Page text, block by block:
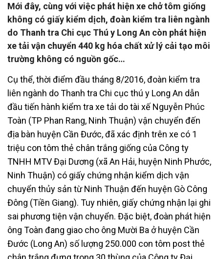
Mới đây, cùng với việc phát hiện xe chở tôm giống
không có giấy kiểm dịch, đoàn kiểm tra liên ngành
do Thanh tra Chi cục Thú y Long An còn phát hiện
xe tải vận chuyển 440 kg hóa chất xử lý cải tạo môi
trường không có nguồn gốc…
Cụ thể, thời điểm đầu tháng 8/2016, đoàn kiểm tra
liên ngành do Thanh tra Chi cục thú y Long An dẫn
đầu tiến hành kiểm tra xe tải do tài xế Nguyễn Phúc
Toàn (TP Phan Rang, Ninh Thuận) vận chuyển đến
địa bàn huyện Cần Đước, đã xác định trên xe có 1
triệu con tôm thẻ chân trắng giống của Công ty
TNHH MTV Đại Dương (xã An Hải, huyện Ninh Phước,
Ninh Thuận) có giấy chứng nhận kiểm dịch vận
chuyển thủy sản từ Ninh Thuận đến huyện Gò Công
Đông (Tiền Giang). Tuy nhiên, giấy chứng nhận lại ghi
sai phương tiện vận chuyển. Đặc biệt, đoàn phát hiện
ông Toàn đang giao cho ông Mười Ba ở huyện Cần
Đước (Long An) số lượng 250.000 con tôm post thẻ